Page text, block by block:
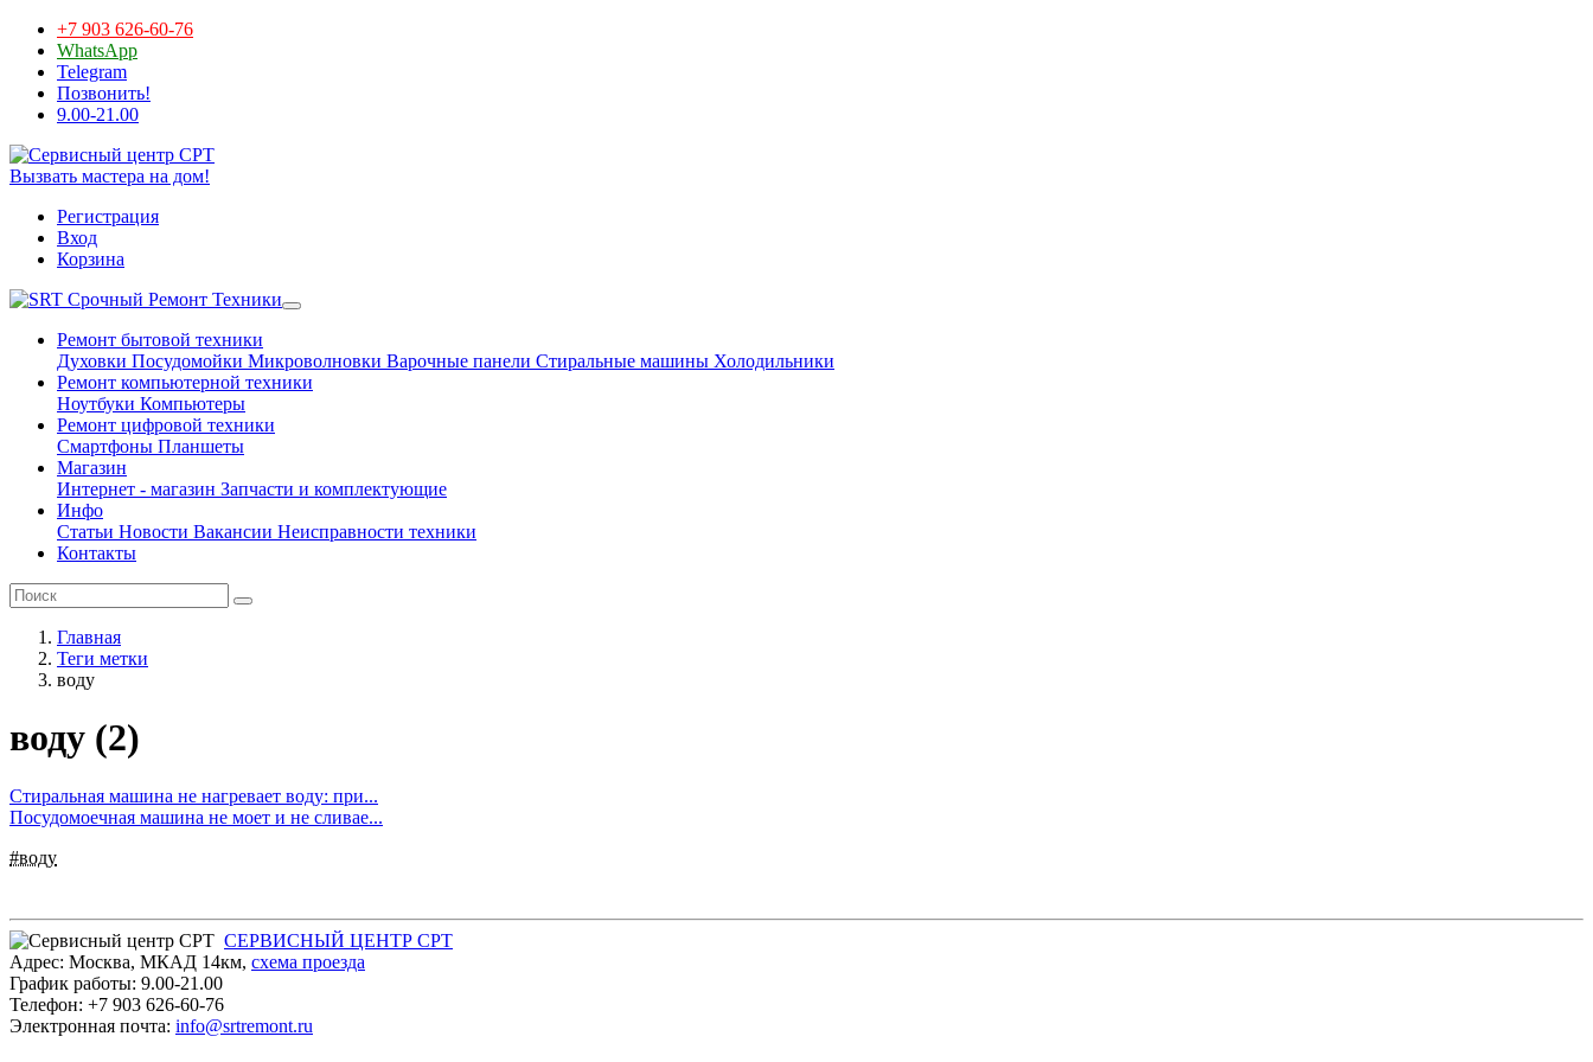
+7 903 626-60-76
WhatsApp
Telegram
Позвонить!
9.00-21.00
Вызвать мастера на дом!
Регистрация
Вход
Корзина
Срочный Ремонт Техники
Ремонт бытовой техники
Духовки Посудомойки Микроволновки Варочные панели Стиральные машины Холодильники
Ремонт компьютерной техники
Ноутбуки Компьютеры
Ремонт цифровой техники
Смартфоны Планшеты
Магазин
Интернет - магазин Запчасти и комплектующие
Инфо
Статьи Новости Вакансии Неисправности техники
Контакты
Главная
Теги метки
воду
воду (2)
Стиральная машина не нагревает воду: при...
Посудомоечная машина не моет и не сливае...
#воду
СЕРВИСНЫЙ ЦЕНТР СРТ
Адрес: Москва, МКАД 14км, cхема проезда
График работы: 9.00-21.00
Телефон: +7 903 626-60-76
Электронная почта: info@srtremont.ru